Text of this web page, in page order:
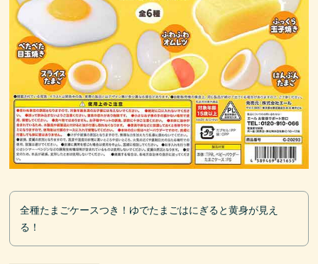
全種たまごケースつき！ゆでたまごはにぎると黄身が見え
る！